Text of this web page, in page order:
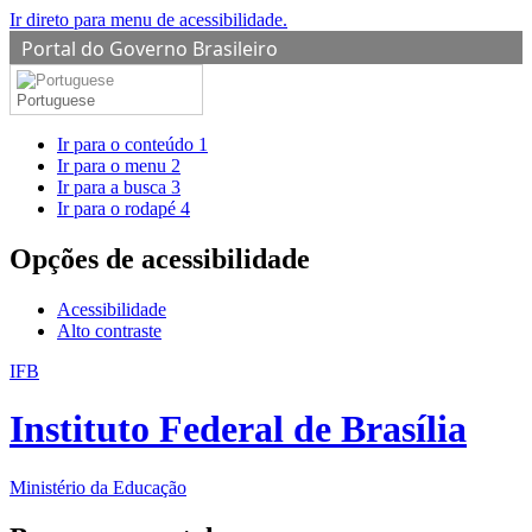
Ir direto para menu de acessibilidade.
Portal do Governo Brasileiro
Portuguese
Ir para o conteúdo 1
Ir para o menu 2
Ir para a busca 3
Ir para o rodapé 4
Opções de acessibilidade
Acessibilidade
Alto contraste
IFB
Instituto Federal de Brasília
Ministério da Educação